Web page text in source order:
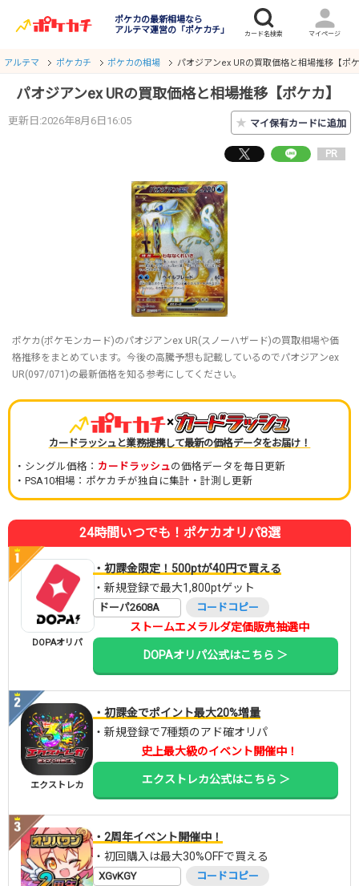
ポケカの最新相場なら
アルテマ運営の「ポケカチ」
アルテマ ポケカチ ポケカの相場 パオジアンex URの買取価格と相場推移【ポ
パオジアンex URの買取価格と相場推移【ポケカ】
更新日:2026年8月6日16:05 ★ マイ保有カードに追加
PR
ポケカ(ポケモンカード)のパオジアンex UR(スノーハザード)の買取相場や価
格推移をまとめています。今後の高騰予想も記載しているのでパオジアンex
UR(097/071)の最新価格を知る参考にしてください。
×
カードラッシュと業務提携して最新の価格データをお届け！
・シングル価格： カードラッシュの価格データを毎日更新
・PSA10相場：ポケカチが独自に集計・計測し更新
24時間いつでも！ポケカオリパ8選
DOPAオリパ
・初課金限定！500ptが40円で買える
・新規登録で最大1,800ptゲット
ドーパ2608A コードコピー
ストームエメラルダ定価販売抽選中
DOPAオリパ公式はこちら ＞
エクストレカ
・初課金でポイント最大20%増量
・新規登録で7種類のアド確オリパ
史上最大級のイベント開催中！
エクストレカ公式はこちら ＞
・2周年イベント開催中！
・初回購入は最大30%OFFで買える
XGvKGY コードコピー